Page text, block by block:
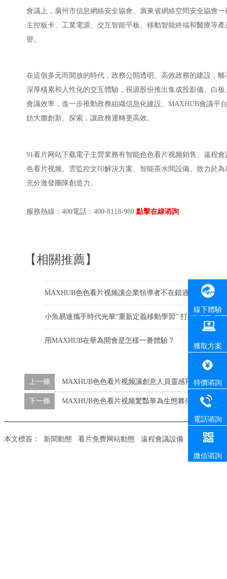
會議上，廣州市信息網絡安全協會、廣東省網絡空間安全協會
主控板卡、工業電源、交互智能平板、移動智能終端和醫療等
譽。
在這個多元而開放的時代，政務公開透明。高效政務的建設，
深厚積累和人性化的交互體驗，視源股份推出集成投影儀、白
會議效率，進一步推動政務組織信息化建設。MAXHUB會議平
妨大膽創新、探索，讓政務運轉更高效。
91看片网站下载電子主營業務有智能色色看片视频銷售、遠程
色看片视频、雲監控文印解決方案、智能茶水間設備。致力於
充分激發團隊創造力。
服務熱線：400電話：400-8118-980 點擊在線谘詢
【相關推薦】
MAXHUB色色看片视频讓企業領導者不在錯過好方案
小魚易連攜手時代光華“重新定義移動學習” 打造時光易見
用MAXHUB在華為開會是怎樣一番體驗？
上一條 MAXHUB色色看片视频讓創意人員靈感飛起來
下一條 MAXHUB色色看片视频驚豔華為生態夥伴大會
本文標簽： 新聞動態 看片免费网站動態 遠程會議設備 91看片网
線下體驗
獲取方案
特價谘詢
電話谘詢
微信谘詢